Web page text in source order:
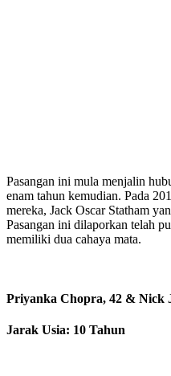
Pasangan ini mula menjalin
enam tahun kemudian. Pada
mereka, Jack Oscar Statham
Pasangan ini dilaporkan telah
memiliki dua cahaya mata.
Priyanka Chopra, 42 & Nick
Jarak Usia: 10 Tahun